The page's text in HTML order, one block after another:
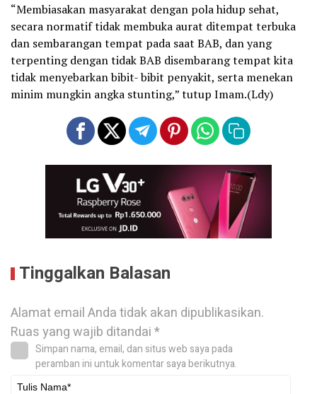
“Membiasakan masyarakat dengan pola hidup sehat,
secara normatif tidak membuka aurat ditempat terbuka
dan sembarangan tempat pada saat BAB, dan yang
terpenting dengan tidak BAB disembarang tempat kita
tidak menyebarkan bibit- bibit penyakit, serta menekan
minim mungkin angka stunting,” tutup Imam.(Ldy)
Tinggalkan Balasan
Alamat email Anda tidak akan dipublikasikan.
Ruas yang wajib ditandai*
Simpan nama, email, dan situs web saya pada
peramban ini untuk komentar saya berikutnya.